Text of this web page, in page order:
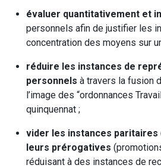
évaluer quantitativement et
personnels afin de justifier les
concentration des moyens sur
réduire les instances de
personnels à travers la fusion
l’image des “ordonnances
quinquennat ;
vider les instances paritaires
leurs prérogatives
réduisant à des instances de